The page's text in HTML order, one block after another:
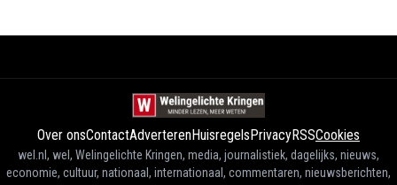
Over onsContactAdverterenHuisregelsPrivacyRSSCookies
wel.nl, wel, Welingelichte Kringen, media, journalistiek, dagelijks, nieuws,
economie, cultuur, nationaal, internationaal, commentaren, nieuwsberichten,